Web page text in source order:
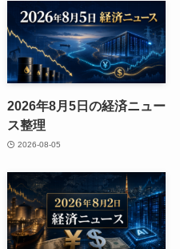
2026年8月5日の経済ニュー
ス整理
2026-08-05